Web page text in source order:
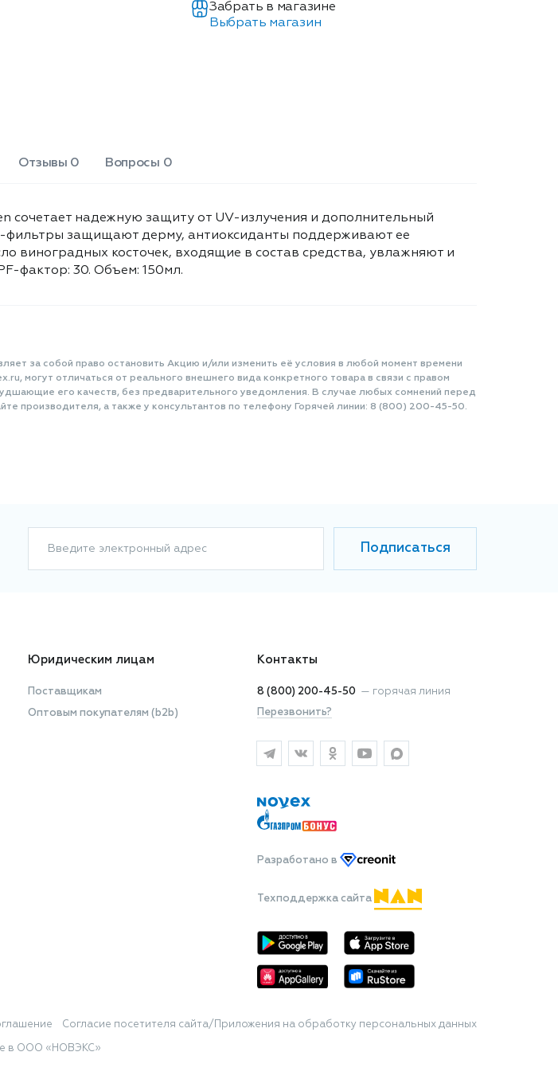
Забрать в магазине
Выбрать магазин
Отзывы 0 Вопросы 0
сочетает надежную защиту от UV-излучения и дополнительный
фильтры защищают дерму, антиоксиданты поддерживают ее
виноградных косточек, входящие в состав средства, увлажняют и
фактор: 30. Объем: 150мл.
за собой право остановить Акцию и/или изменить её условия в любой момент времени
могут отличаться от реального внешнего вида конкретного товара в связи с правом
его качеств, без предварительного уведомления. В случае любых сомнений перед
производителя, а также у консультантов по телефону Горячей линии: 8 (800) 200-45-50.
Введите электронный адрес Подписаться
Юридическим лицам
Поставщикам
Оптовым покупателям (b2b)
Контакты
8 (800) 200-45-50 — горячая линия
Перезвонить?
Разработано в
Техподдержка сайта
Согласие посетителя сайта/Приложения на обработку персональных данных
в ООО «НОВЭКС»